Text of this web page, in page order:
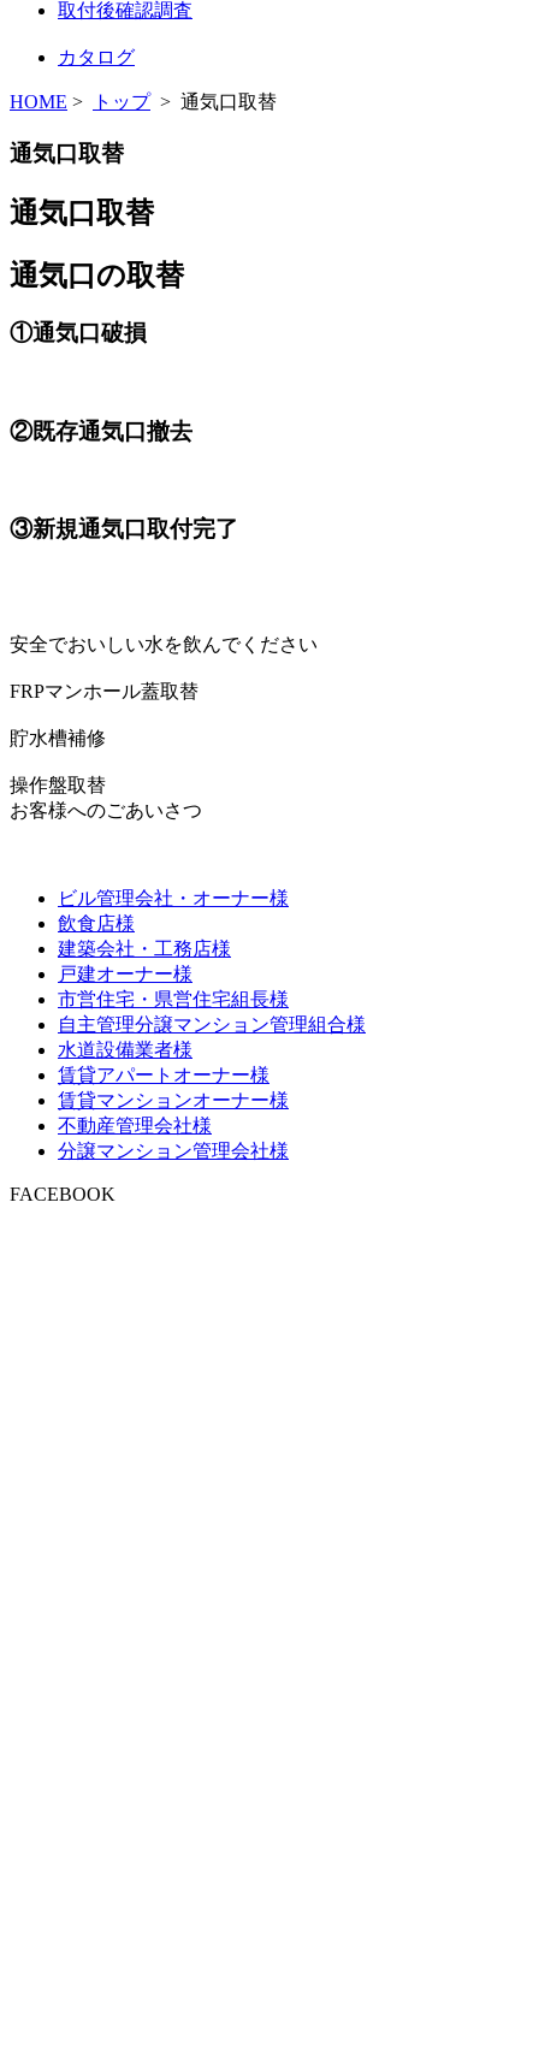
取付後確認調査
カタログ
HOME > トップ> 通気口取替
通気口取替
通気口取替
通気口の取替
①通気口破損
②既存通気口撤去
③新規通気口取付完了
安全でおいしい水を飲んでください
FRPマンホール蓋取替
貯水槽補修
操作盤取替
お客様へのごあいさつ
ビル管理会社・オーナー様
飲食店様
建築会社・工務店様
戸建オーナー様
市営住宅・県営住宅組長様
自主管理分譲マンション管理組合様
水道設備業者様
賃貸アパートオーナー様
賃貸マンションオーナー様
不動産管理会社様
分譲マンション管理会社様
FACEBOOK